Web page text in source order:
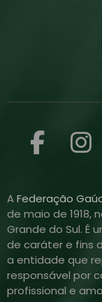
AFederação
de maio de 1918,
Grande do Sul. É
de caráter e fins
a entidade que
responsável por
profissional e